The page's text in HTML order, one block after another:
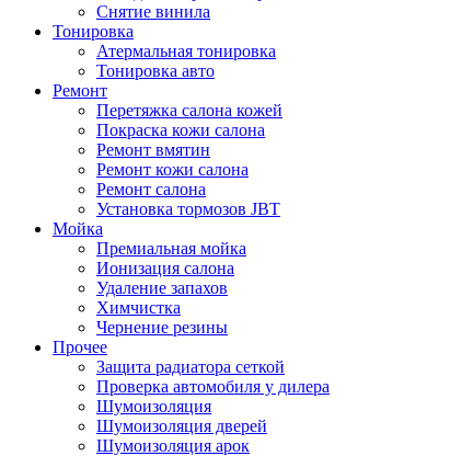
Снятие винила
Тонировка
Атермальная тонировка
Тонировка авто
Ремонт
Перетяжка салона кожей
Покраска кожи салона
Ремонт вмятин
Ремонт кожи салона
Ремонт салона
Установка тормозов JBT
Мойка
Премиальная мойка
Ионизация салона
Удаление запахов
Химчистка
Чернение резины
Прочее
Защита радиатора сеткой
Проверка автомобиля у дилера
Шумоизоляция
Шумоизоляция дверей
Шумоизоляция арок